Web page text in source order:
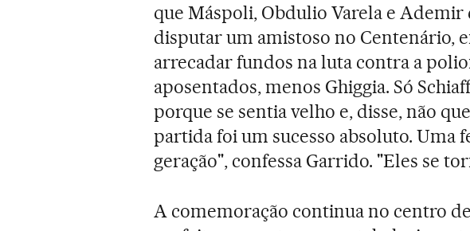
que Máspoli, Obdulio Varela e Ademir
disputar um amistoso no Centenário,
arrecadar fundos na luta contra a
aposentados, menos Ghiggia. Só
porque se sentia velho e, disse, não
partida foi um sucesso absoluto. Uma
geração", confessa Garrido. "Eles se
A comemoração continua no centro